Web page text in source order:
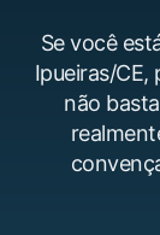
Se você
Ipueiras/
não